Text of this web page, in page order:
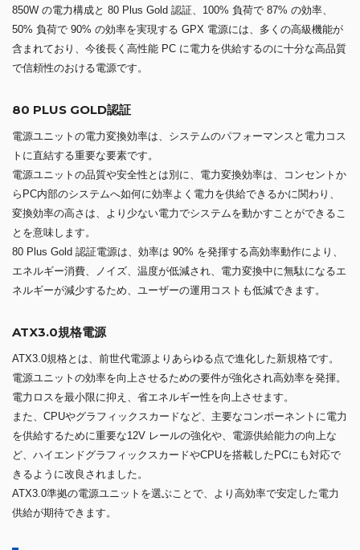
850W の電力構成と 80 Plus Gold 認証、100% 負荷で 87% の効率、
50% 負荷で 90% の効率を実現する GPX 電源には、多くの高級機能が
含まれており、今後長く高性能 PC に電力を供給するのに十分な高品質
で信頼性のおける電源です。
80 PLUS GOLD認証
電源ユニットの電力変換効率は、システムのパフォーマンスと電力コス
トに直結する重要な要素です。
電源ユニットの品質や安全性とは別に、電力変換効率は、コンセントか
らPC内部のシステムへ如何に効率よく電力を供給できるかに関わり、
変換効率の高さは、より少ない電力でシステムを動かすことができるこ
とを意味します。
80 Plus Gold 認証電源は、効率は 90% を発揮する高効率動作により、
エネルギー消費、ノイズ、温度が低減され、電力変換中に無駄になるエ
ネルギーが減少するため、ユーザーの運用コストも低減できます。
ATX3.0規格電源
ATX3.0規格とは、前世代電源よりあらゆる点で進化した新規格です。
電源ユニットの効率を向上させるための要件が強化され高効率を発揮。
電力ロスを最小限に抑え、省エネルギー性を向上させます。
また、CPUやグラフィックスカードなど、主要なコンポーネントに電力
を供給するために重要な12V レールの強化や、電源供給能力の向上な
ど、ハイエンドグラフィックスカードやCPUを搭載したPCにも対応で
きるように改良されました。
ATX3.0準拠の電源ユニットを選ぶことで、より高効率で安定した電力
供給が期待できます。